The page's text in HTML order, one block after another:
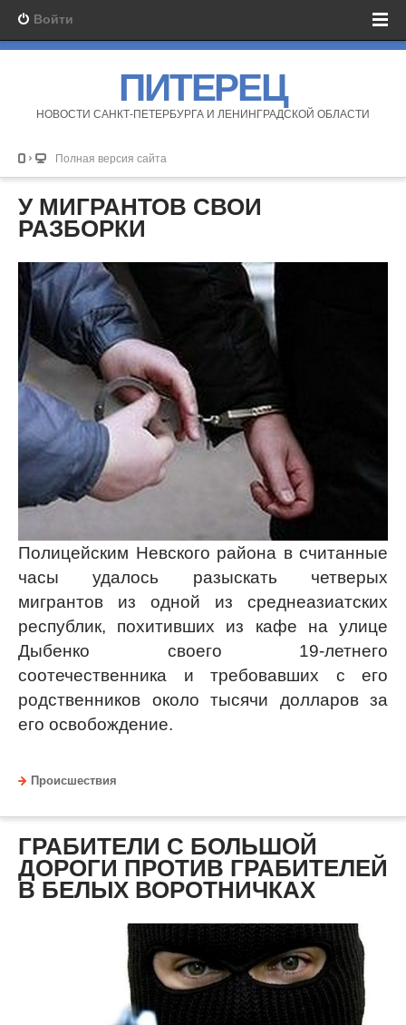
Войти
ПИТЕРЕЦ
НОВОСТИ САНКТ-ПЕТЕРБУРГА И ЛЕНИНГРАДСКОЙ ОБЛАСТИ
Полная версия сайта
У МИГРАНТОВ СВОИ
РАЗБОРКИ
Полицейским Невского района в считанные
часы удалось разыскать четверых
мигрантов из одной из среднеазиатских
республик, похитивших из кафе на улице
Дыбенко своего 19-летнего
соотечественника и требовавших с его
родственников около тысячи долларов за
его освобождение.
Происшествия
ГРАБИТЕЛИ С БОЛЬШОЙ
ДОРОГИ ПРОТИВ ГРАБИТЕЛЕЙ
В БЕЛЫХ ВОРОТНИЧКАХ